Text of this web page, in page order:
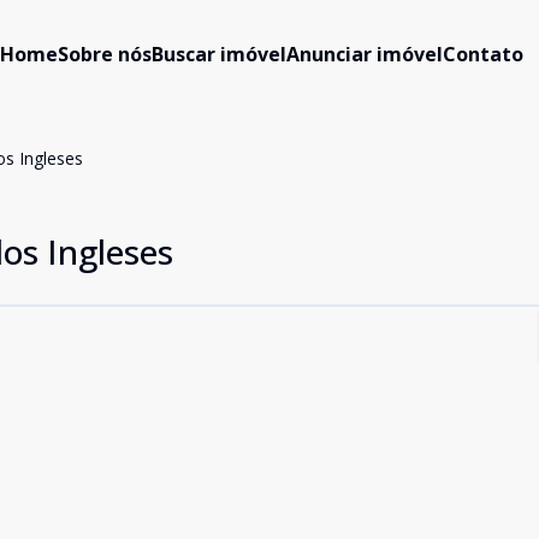
HomeSobre nósBuscar imóvelAnunciar imóvelContato
Ingleses
Ingleses